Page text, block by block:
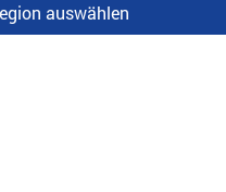
auswählen